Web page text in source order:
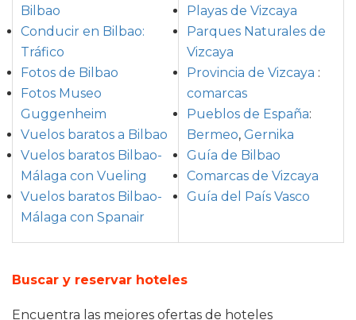
Bilbao
Conducir en Bilbao:
Tráfico
Fotos de Bilbao
Fotos Museo
Guggenheim
Vuelos baratos a Bilbao
Vuelos baratos Bilbao-
Málaga con Vueling
Vuelos baratos Bilbao-
Málaga con Spanair
Playas de Vizcaya
Parques Naturales de
Vizcaya
Provincia de Vizcaya :
comarcas
Pueblos de España:
Bermeo, Gernika
Guía de Bilbao
Comarcas de Vizcaya
Guía del País Vasco
Buscar y reservar hoteles
Encuentra las mejores ofertas de hoteles